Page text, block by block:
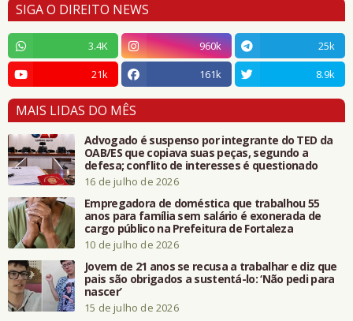
SIGA O DIREITO NEWS
3.4K 960k
25k
21k
161k 8.9k
MAIS LIDAS DO MÊS
Advogado é suspenso por integrante do TED da
OAB/ES que copiava suas peças, segundo a
defesa; conflito de interesses é questionado
16 de julho de 2026
Empregadora de doméstica que trabalhou 55
anos para família sem salário é exonerada de
cargo público na Prefeitura de Fortaleza
10 de julho de 2026
Jovem de 21 anos se recusa a trabalhar e diz que
pais são obrigados a sustentá-lo: ‘Não pedi para
nascer’
15 de julho de 2026